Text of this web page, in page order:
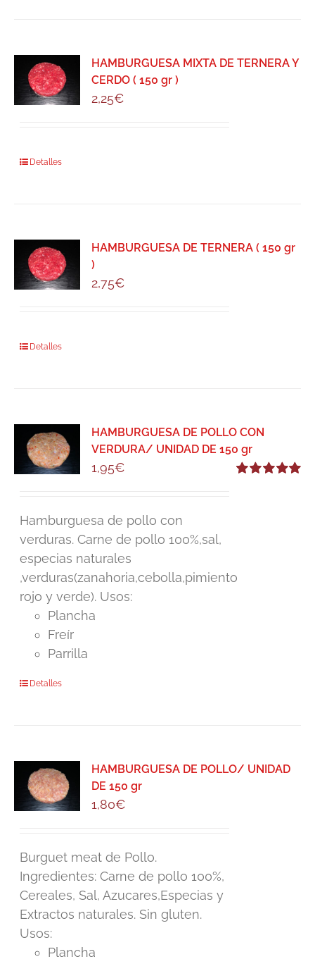
HAMBURGUESA MIXTA DE TERNERA Y
CERDO ( 150 gr )
2,25€
Detalles
HAMBURGUESA DE TERNERA ( 150 gr
)
2,75€
Detalles
HAMBURGUESA DE POLLO CON
VERDURA/ UNIDAD DE 150 gr
1,95€
Hamburguesa de pollo con
verduras. Carne de pollo 100%,sal,
especias naturales
,verduras(zanahoria,cebolla,pimiento
rojo y verde). Usos:
Plancha
Freír
Parrilla
Detalles
HAMBURGUESA DE POLLO/ UNIDAD
DE 150 gr
1,80€
Burguet meat de Pollo.
Ingredientes: Carne de pollo 100%,
Cereales, Sal, Azucares,Especias y
Extractos naturales. Sin gluten.
Usos:
Plancha